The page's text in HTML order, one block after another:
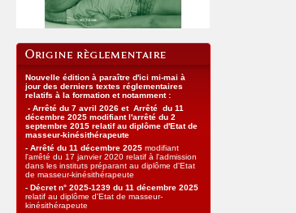
Nouvelle édition à paraître d'ici mi-mai à
jour des derniers textes réglementaires
relatifs à la formation et notamment :
- Arrêté du 7 avril 2026 et Arrêté du 11
décembre 2025 modifiant l'arrêté du 2
septembre 2015 relatif au diplôme d'Etat de
masseur-kinésithérapeute
- Arrêté du 11 décembre 2025 modifiant
l'arrêté du 17 janvier 2020 relatif à l'admission
dans les instituts préparant au diplôme d'Etat
de masseur-kinésithérapeute
- Décret n° 2025-1239 du 11 décembre 2025
relatif au diplôme d'Etat de masseur-
kinésithérapeute